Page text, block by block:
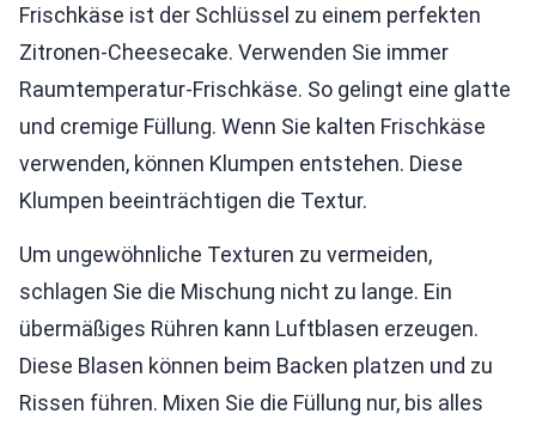
Frischkäse ist der Schlüssel zu einem perfekten
Zitronen-Cheesecake. Verwenden Sie immer
Raumtemperatur-Frischkäse. So gelingt eine glatte
und cremige Füllung. Wenn Sie kalten Frischkäse
verwenden, können Klumpen entstehen. Diese
Klumpen beeinträchtigen die Textur.
Um ungewöhnliche Texturen zu vermeiden,
schlagen Sie die Mischung nicht zu lange. Ein
übermäßiges Rühren kann Luftblasen erzeugen.
Diese Blasen können beim Backen platzen und zu
Rissen führen. Mixen Sie die Füllung nur, bis alles